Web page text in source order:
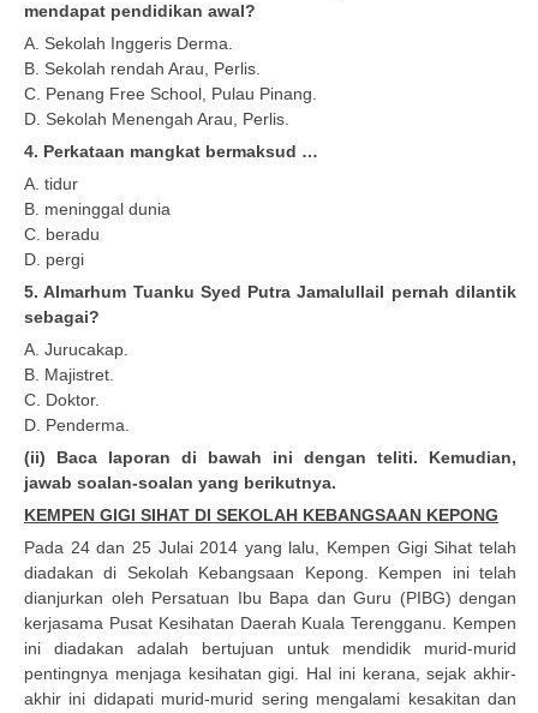
mendapat pendidikan awal?
A. Sekolah Inggeris Derma.
B. Sekolah rendah Arau, Perlis.
C. Penang Free School, Pulau Pinang.
D. Sekolah Menengah Arau, Perlis.
4. Perkataan mangkat bermaksud …
A. tidur
B. meninggal dunia
C. beradu
D. pergi
5. Almarhum Tuanku Syed Putra Jamalullail pernah dilantik
sebagai?
A. Jurucakap.
B. Majistret.
C. Doktor.
D. Penderma.
(ii) Baca laporan di bawah ini dengan teliti. Kemudian,
jawab soalan-soalan yang berikutnya.
KEMPEN GIGI SIHAT DI SEKOLAH KEBANGSAAN KEPONG
Pada 24 dan 25 Julai 2014 yang lalu, Kempen Gigi Sihat telah
diadakan di Sekolah Kebangsaan Kepong. Kempen ini telah
dianjurkan oleh Persatuan Ibu Bapa dan Guru (PIBG) dengan
kerjasama Pusat Kesihatan Daerah Kuala Terengganu. Kempen
ini diadakan adalah bertujuan untuk mendidik murid-murid
pentingnya menjaga kesihatan gigi. Hal ini kerana, sejak akhir-
akhir ini didapati murid-murid sering mengalami kesakitan dan